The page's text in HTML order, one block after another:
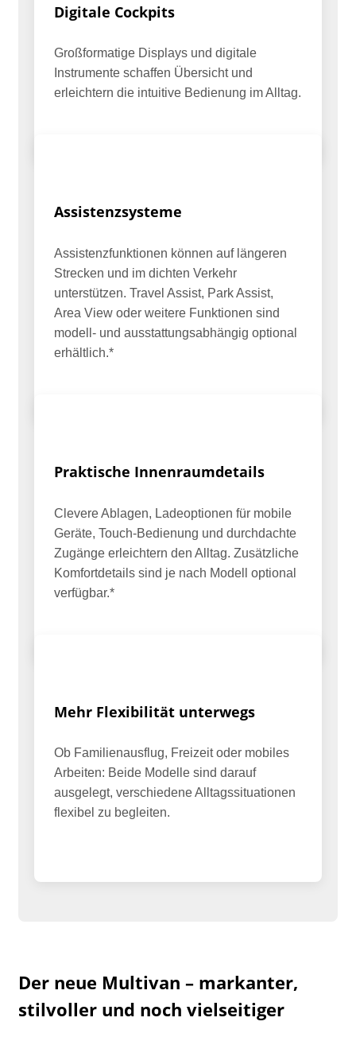
Digitale Cockpits
Großformatige Displays und digitale
Instrumente schaffen Übersicht und
erleichtern die intuitive Bedienung im Alltag.
Assistenzsysteme
Assistenzfunktionen können auf längeren
Strecken und im dichten Verkehr
unterstützen. Travel Assist, Park Assist,
Area View oder weitere Funktionen sind
modell- und ausstattungsabhängig optional
erhältlich.*
Praktische Innenraumdetails
Clevere Ablagen, Ladeoptionen für mobile
Geräte, Touch-Bedienung und durchdachte
Zugänge erleichtern den Alltag. Zusätzliche
Komfortdetails sind je nach Modell optional
verfügbar.*
Mehr Flexibilität unterwegs
Ob Familienausflug, Freizeit oder mobiles
Arbeiten: Beide Modelle sind darauf
ausgelegt, verschiedene Alltagssituationen
flexibel zu begleiten.
Der neue Multivan – markanter,
stilvoller und noch vielseitiger